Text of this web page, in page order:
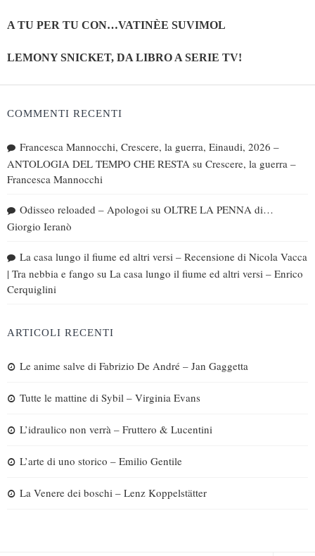
A TU PER TU CON…VATINÈE SUVIMOL
LEMONY SNICKET, DA LIBRO A SERIE TV!
COMMENTI RECENTI
Francesca Mannocchi, Crescere, la guerra, Einaudi, 2026 –
ANTOLOGIA DEL TEMPO CHE RESTA su Crescere, la guerra –
Francesca Mannocchi
Odisseo reloaded – Apologoi su OLTRE LA PENNA di…
Giorgio Ieranò
La casa lungo il fiume ed altri versi – Recensione di Nicola Vacca
| Tra nebbia e fango su La casa lungo il fiume ed altri versi – Enrico
Cerquiglini
ARTICOLI RECENTI
Le anime salve di Fabrizio De André – Jan Gaggetta
Tutte le mattine di Sybil – Virginia Evans
L’idraulico non verrà – Fruttero & Lucentini
L’arte di uno storico – Emilio Gentile
La Venere dei boschi – Lenz Koppelstätter